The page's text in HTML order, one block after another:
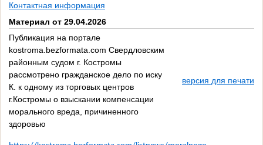
Контактная информация
Материал от 29.04.2026
Публикация на портале
kostroma.bezformata.com Свердловским
районным судом г. Костромы
рассмотрено гражданское дело по иску
К. к одному из торговых центров
г.Костромы о взыскании компенсации
морального вреда, причиненного
здоровью
версия для печати